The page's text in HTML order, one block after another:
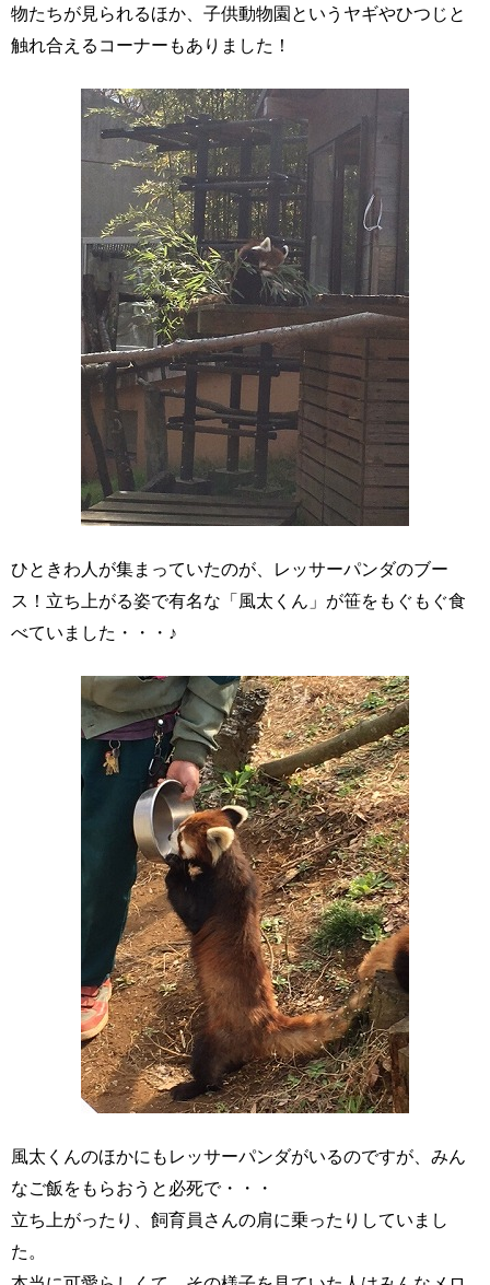
物たちが見られるほか、子供動物園というヤギやひつじと
触れ合えるコーナーもありました！
ひときわ人が集まっていたのが、レッサーパンダのブー
ス！立ち上がる姿で有名な「風太くん」が笹をもぐもぐ食
べていました・・・♪
風太くんのほかにもレッサーパンダがいるのですが、みん
なご飯をもらおうと必死で・・・
立ち上がったり、飼育員さんの肩に乗ったりしていまし
た。